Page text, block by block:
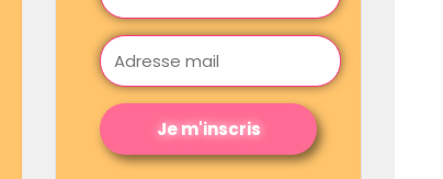
Je m'inscris